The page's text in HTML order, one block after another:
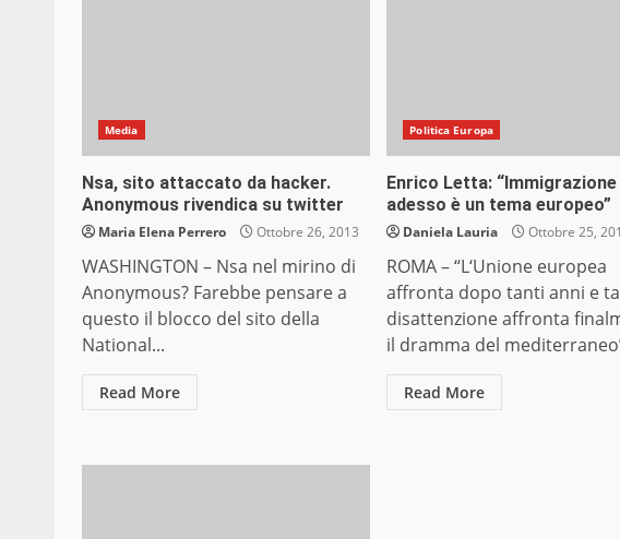
Media
Nsa, sito attaccato da hacker.
Anonymous rivendica su twitter
Maria Elena Perrero Ottobre 26, 2013
WASHINGTON – Nsa nel mirino di
Anonymous? Farebbe pensare a
questo il blocco del sito della
National...
Read More
Politica Europa
Enrico Letta: “Immigrazione
adesso è un tema europeo”
Daniela Lauria Ottobre 25,
ROMA – “L‘Unione europea
affronta dopo tanti anni e
disattenzione affronta
il dramma del
Read More